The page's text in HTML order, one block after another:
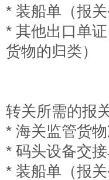
* 装船单（报
* 其他出口单
货物的归类）
转关所需的报
* 海关监管货
* 码头设备交
* 装船单（报